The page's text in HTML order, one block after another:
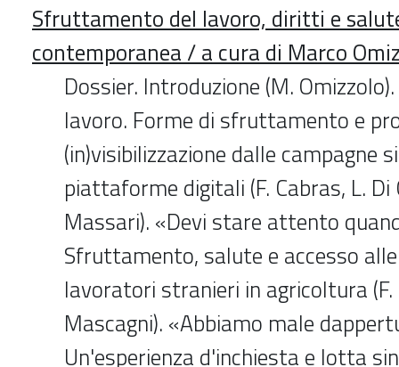
Sfruttamento del lavoro, diritti e
contemporanea / a cura di Marco
Dossier. Introduzione (M.
lavoro. Forme di sfruttamento e
(in)visibilizzazione dalle campagne
piattaforme digitali (F. Cabras, L. Di
Massari). «Devi stare attento
Sfruttamento, salute e accesso
lavoratori stranieri in agricoltura (F.
Mascagni). «Abbiamo male
Un'esperienza d'inchiesta e lotta